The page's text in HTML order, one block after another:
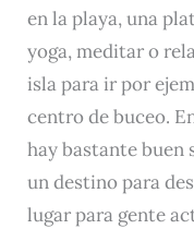
en la playa, una
yoga, meditar o
isla para ir por
centro de buceo.
hay bastante buen
un destino para
lugar para gente